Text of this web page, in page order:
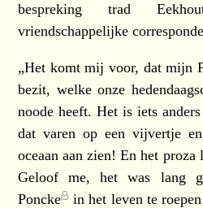
bespreking trad
vriendschappelijke
„Het komt mij voor, dat mijn
bezit, welke onze
noode heeft. Het is iets
dat varen op een vijvertje
oceaan aan zien! En het
Geloof me, het was lang
Poncke in het leven te